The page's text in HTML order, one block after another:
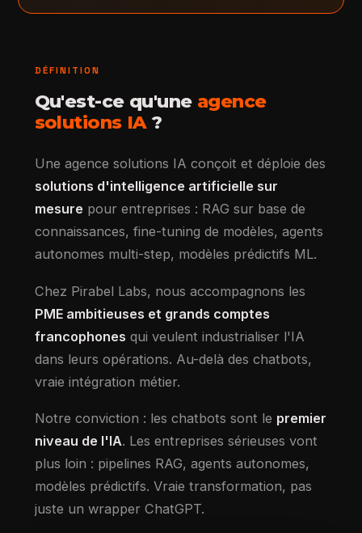
DÉFINITION
Qu'est-ce qu'une agence
solutions IA?
Une agence solutions IA conçoit et déploie des
solutions d'intelligence artificielle sur
mesure pour entreprises : RAG sur base de
connaissances, fine-tuning de modèles, agents
autonomes multi-step, modèles prédictifs ML.
Chez Pirabel Labs, nous accompagnons les
PME ambitieuses et grands comptes
francophones qui veulent industrialiser l'IA
dans leurs opérations. Au-delà des chatbots,
vraie intégration métier.
Notre conviction : les chatbots sont le premier
niveau de l'IA. Les entreprises sérieuses vont
plus loin : pipelines RAG, agents autonomes,
modèles prédictifs. Vraie transformation, pas
juste un wrapper ChatGPT.